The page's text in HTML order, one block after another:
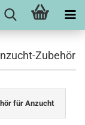
Zubehör
für Anzucht